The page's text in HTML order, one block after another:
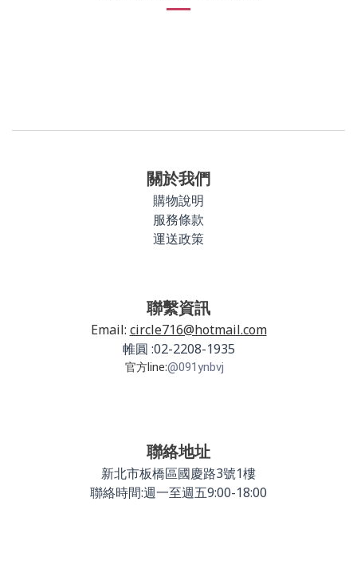
關於我們
購物說明
服務條款
運送政策
聯繫資訊
Email: circle716@hotmail.com
帷圓 :02-2208-1935
官方line:@091ynbvj
聯絡地址
新北市板橋區國慶路3號1樓
聯絡時間:週一至週五9:00-18:00